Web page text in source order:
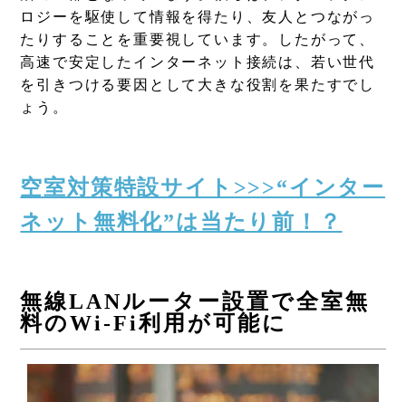
ロジーを駆使して情報を得たり、友人とつながっ
たりすることを重要視しています。したがって、
高速で安定したインターネット接続は、若い世代
を引きつける要因として大きな役割を果たすでし
ょう。
空室対策特設サイト>>>“インター
ネット無料化”は当たり前！？
無線LANルーター設置で全室無
料のWi-Fi利用が可能に